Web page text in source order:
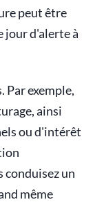
peut être
jour d'alerte à
Par exemple,
ainsi
ou d'intérêt
conduisez un
même